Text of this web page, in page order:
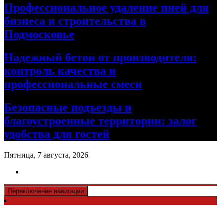
Профессиональное удаление пней для
бизнеса и строительства в
Подмосковье
Надежный бетон от производителя:
контроль качества и
профессиональные смеси
Безопасные подъезды и
благоустроенные территории: залог
удобства для гостей
Пятница, 7 августа, 2026
Переключение навигации